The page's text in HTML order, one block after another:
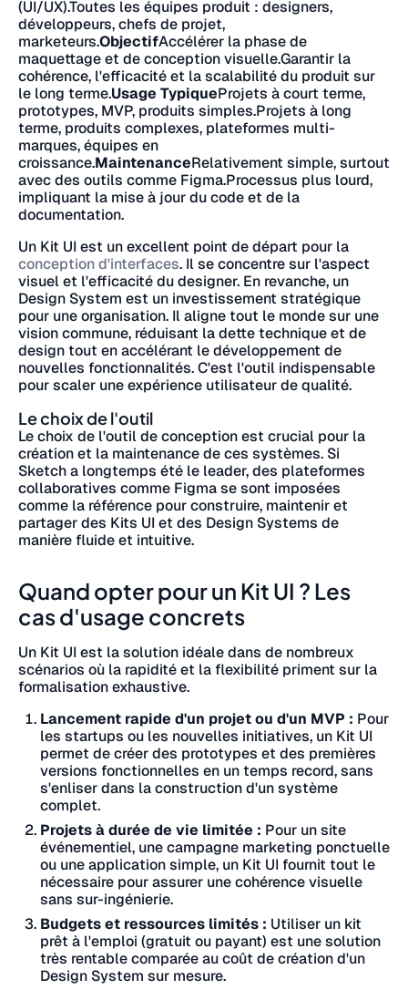
(UI/UX).Toutes les équipes produit : designers,
développeurs, chefs de projet,
marketeurs.ObjectifAccélérer la phase de
maquettage et de conception visuelle.Garantir la
cohérence, l'efficacité et la scalabilité du produit sur
le long terme.Usage TypiqueProjets à court terme,
prototypes, MVP, produits simples.Projets à long
terme, produits complexes, plateformes multi-
marques, équipes en
croissance.MaintenanceRelativement simple, surtout
avec des outils comme Figma.Processus plus lourd,
impliquant la mise à jour du code et de la
documentation.
Un Kit UI est un excellent point de départ pour la
conception d'interfaces. Il se concentre sur l'aspect
visuel et l'efficacité du designer. En revanche, un
Design System est un investissement stratégique
pour une organisation. Il aligne tout le monde sur une
vision commune, réduisant la dette technique et de
design tout en accélérant le développement de
nouvelles fonctionnalités. C'est l'outil indispensable
pour scaler une expérience utilisateur de qualité.
Le choix de l'outil
Le choix de l'outil de conception est crucial pour la
création et la maintenance de ces systèmes. Si
Sketch a longtemps été le leader, des plateformes
collaboratives comme Figma se sont imposées
comme la référence pour construire, maintenir et
partager des Kits UI et des Design Systems de
manière fluide et intuitive.
Quand opter pour un Kit UI ? Les
cas d'usage concrets
Un Kit UI est la solution idéale dans de nombreux
scénarios où la rapidité et la flexibilité priment sur la
formalisation exhaustive.
Lancement rapide d'un projet ou d'un MVP : Pour
les startups ou les nouvelles initiatives, un Kit UI
permet de créer des prototypes et des premières
versions fonctionnelles en un temps record, sans
s'enliser dans la construction d'un système
complet.
Projets à durée de vie limitée : Pour un site
événementiel, une campagne marketing ponctuelle
ou une application simple, un Kit UI fournit tout le
nécessaire pour assurer une cohérence visuelle
sans sur-ingénierie.
Budgets et ressources limités : Utiliser un kit
prêt à l'emploi (gratuit ou payant) est une solution
très rentable comparée au coût de création d'un
Design System sur mesure.